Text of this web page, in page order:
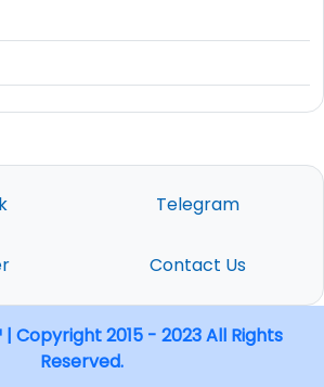
Telegram
Contact Us
Copyright 2015 - 2023 All Rights
Reserved.